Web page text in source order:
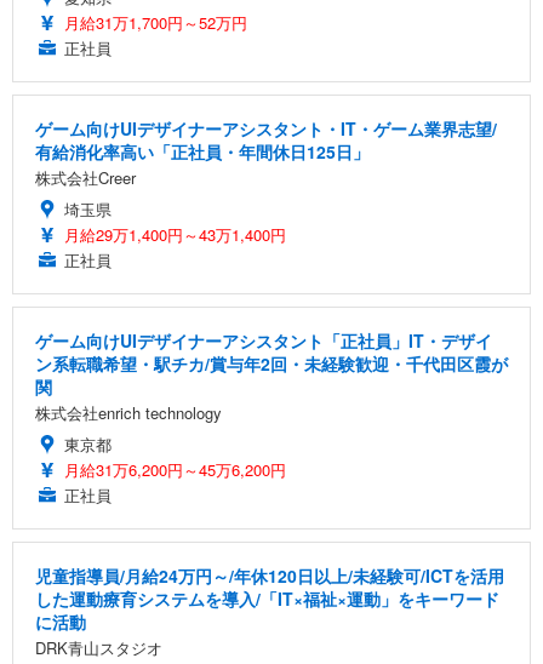
月給31万1,700円～52万円
正社員
ゲーム向けUIデザイナーアシスタント・IT・ゲーム業界志望/
有給消化率高い「正社員・年間休日125日」
株式会社Creer
埼玉県
月給29万1,400円～43万1,400円
正社員
ゲーム向けUIデザイナーアシスタント「正社員」IT・デザイ
ン系転職希望・駅チカ/賞与年2回・未経験歓迎・千代田区霞が
関
株式会社enrich technology
東京都
月給31万6,200円～45万6,200円
正社員
児童指導員/月給24万円～/年休120日以上/未経験可/ICTを活用
した運動療育システムを導入/「IT×福祉×運動」をキーワード
に活動
DRK青山スタジオ